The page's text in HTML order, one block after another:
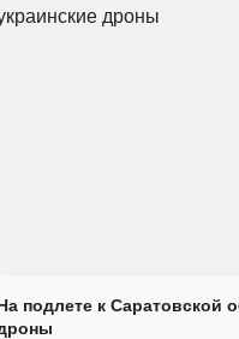
подлете к Саратовской